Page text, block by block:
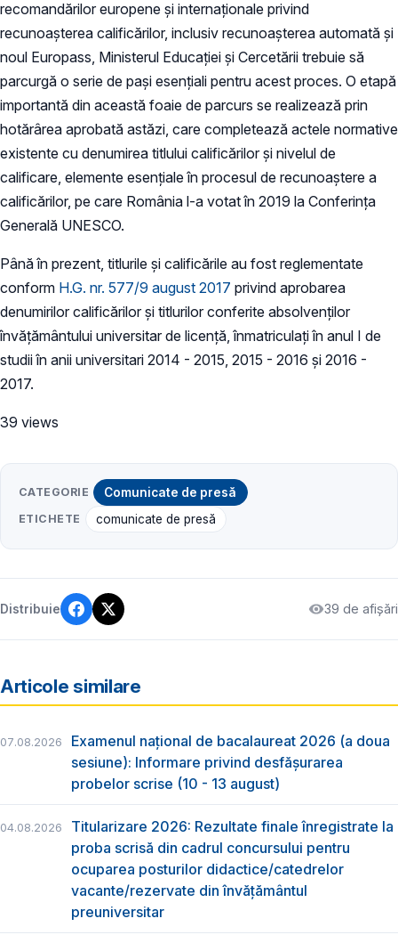
recomandărilor europene și internaționale privind
recunoașterea calificărilor, inclusiv recunoașterea automată și
noul Europass, Ministerul Educației și Cercetării trebuie să
parcurgă o serie de pași esențiali pentru acest proces. O etapă
importantă din această foaie de parcurs se realizează prin
hotărârea aprobată astăzi, care completează actele normative
existente cu denumirea titlului calificărilor și nivelul de
calificare, elemente esențiale în procesul de recunoaștere a
calificărilor, pe care România l-a votat în 2019 la Conferința
Generală UNESCO.
Până în prezent, titlurile și calificările au fost reglementate
conform H.G. nr. 577/9 august 2017 privind aprobarea
denumirilor calificărilor şi titlurilor conferite absolvenților
învățământului universitar de licență, înmatriculați în anul I de
studii în anii universitari 2014 - 2015, 2015 - 2016 şi 2016 -
2017.
39 views
CATEGORIE Comunicate de presă
ETICHETE comunicate de presă
Distribuie 39 de afișări
Articole similare
07.08.2026
Examenul național de bacalaureat 2026 (a doua
sesiune): Informare privind desfășurarea
probelor scrise (10 - 13 august)
04.08.2026
Titularizare 2026: Rezultate finale înregistrate la
proba scrisă din cadrul concursului pentru
ocuparea posturilor didactice/catedrelor
vacante/rezervate din învăţământul
preuniversitar